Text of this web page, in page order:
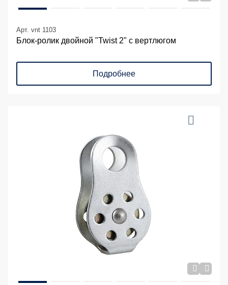
Арт. vnt 1103
Блок-ролик двойной "Twist 2" с вертлюгом
Подробнее